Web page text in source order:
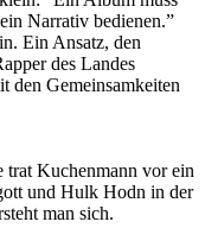
Narrativ bedienen.”
Ein Ansatz, den
des Landes
den Gemeinsamkeiten
trat Kuchenmann vor ein
und Hulk Hodn in der
man sich.